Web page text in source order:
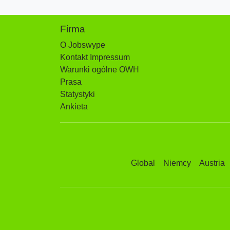
Firma
O Jobswype
Kontakt Impressum
Warunki ogólne OWH
Prasa
Statystyki
Ankieta
Global Niemcy Austria